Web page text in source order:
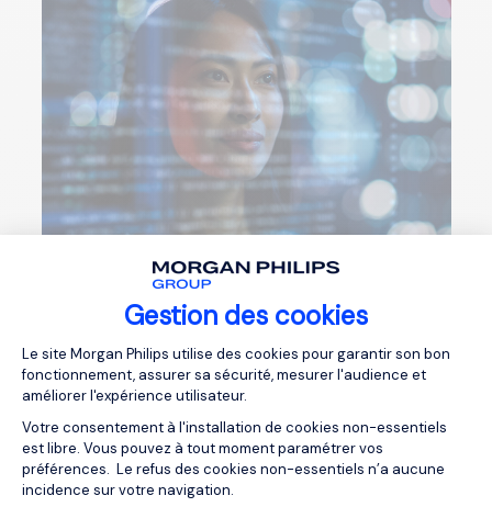
Gestion des cookies
Plateforme de Gestion du
Le site Morgan Philips utilise des cookies pour garantir son bon
fonctionnement, assurer sa sécurité, mesurer l'audience et
améliorer l'expérience utilisateur.
Votre consentement à l'installation de cookies non-essentiels
est libre. Vous pouvez à tout moment paramétrer vos
préférences. Le refus des cookies non-essentiels n’a aucune
incidence sur votre navigation.
Responsabilidades
principales
Desarrollar e implementar estrategias de
comunicación digital alineadas con los objetivos de